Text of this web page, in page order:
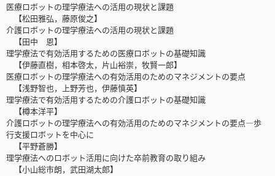
医療ロボットの理学療法への活用の現状と課題
【松田雅弘，藤原俊之】
介護ロボットの理学療法への活用の現状と課題
【田中 恩】
理学療法で有効活用するための医療ロボットの基礎知識
【伊藤直樹，相本啓太，片山裕崇，牧賢一郎】
医療ロボットの理学療法への有効活用のためのマネジメントの要点
【浅野智也，上野芳也，伊藤慎英】
理学療法で有効活用するための介護ロボットの基礎知識
【樽本洋平】
介護ロボットの理学療法への有効活用のためのマネジメントの要点―歩
行支援ロボットを中心に
【平野蒼勝】
理学療法へのロボット活用に向けた卒前教育の取り組み
【小山総市朗，武田湖太郎】